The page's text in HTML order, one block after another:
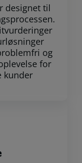
designet til
og
for
kunder